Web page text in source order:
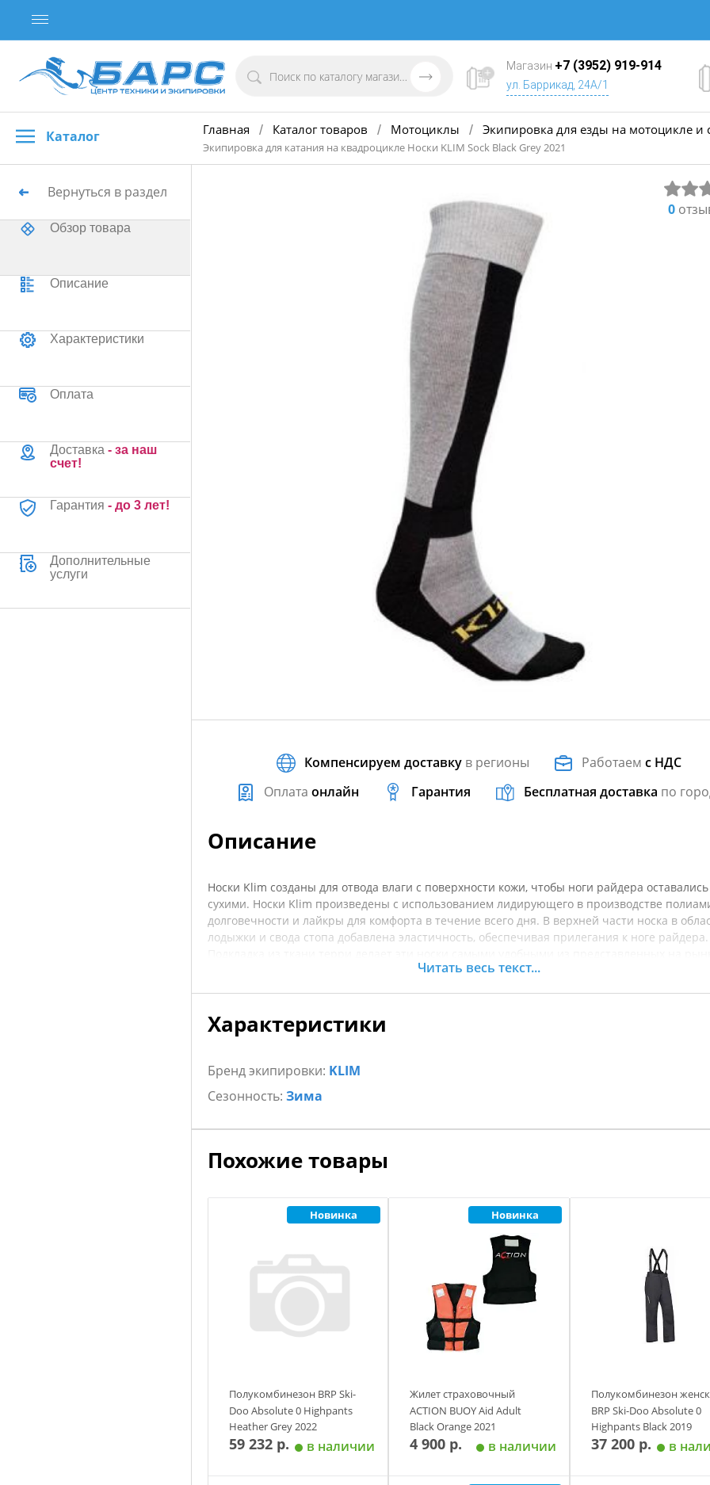
Магазин +7 (3952) 919-914
ул. Баррикад, 24А/1
Каталог Главная / Каталог товаров / Мотоциклы / Экипировка для езды на мотоцикле и
Экипировка для катания на квадроцикле Носки KLIM Sock Black Grey 2021
Вернуться в раздел
Обзор товара
Описание
Характеристики
Оплата
Доставка - за наш
счет!
Гарантия - до 3 лет!
Дополнительные
услуги
0
Компенсируем доставку в регионы Работаемс НДС
Оплата онлайн Гарантия Бесплатная доставка по
Описание
Носки Klim созданы для отвода влаги с поверхности кожи, чтобы ноги райдера оставались
сухими. Носки Klim произведены с использованием лидирующего в производстве
долговечности и лайкры для комфорта в течение всего дня. В верхней части носка в
лодыжки и свода стопа добавлена эластичность, обеспечивая прилегания к ноге райдера.
• эластичность в области лодыжки и свода стопы
• ниже икры
Читать весь текст...
Характеристики
Бренд экипировки: KLIM
Сезонность: Зима
Похожие товары
Новинка
Полукомбинезон BRP Ski-
Doo Absolute 0 Highpants
Heather Grey 2022
59 232 р. в наличии
Новинка
Жилет страховочный
ACTION BUOY Aid Adult
Black Orange 2021
4 900 р. в наличии
Полукомбинезон
BRP Ski-Doo Absolute 0
Highpants Black 2019
37 200 р. в